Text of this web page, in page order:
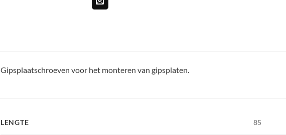
Gipsplaatschroeven voor het monteren van gipsplaten.
LENGTE 85